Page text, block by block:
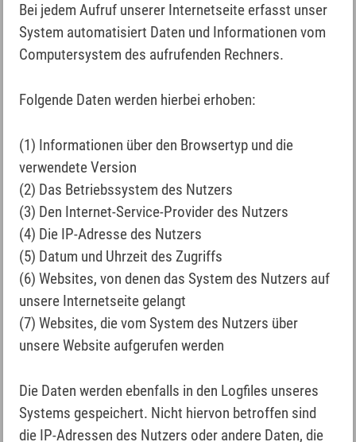
Bei jedem Aufruf unserer Internetseite erfasst unser
System automatisiert Daten und Informationen vom
Computersystem des aufrufenden Rechners.
Folgende Daten werden hierbei erhoben:
(1) Informationen über den Browsertyp und die
verwendete Version
(2) Das Betriebssystem des Nutzers
(3) Den Internet-Service-Provider des Nutzers
(4) Die IP-Adresse des Nutzers
(5) Datum und Uhrzeit des Zugriffs
(6) Websites, von denen das System des Nutzers auf
unsere Internetseite gelangt
(7) Websites, die vom System des Nutzers über
unsere Website aufgerufen werden
Die Daten werden ebenfalls in den Logfiles unseres
Systems gespeichert. Nicht hiervon betroffen sind
die IP-Adressen des Nutzers oder andere Daten, die